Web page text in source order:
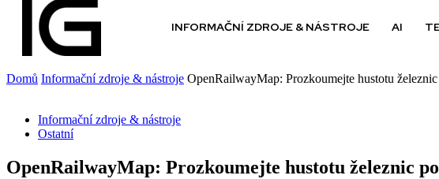
INFORMAČNÍ ZDROJE & NÁSTROJE AI
Domů Informační zdroje & nástroje OpenRailwayMap: Prozkoumejte hustotu železnic
Informační zdroje & nástroje
Ostatní
OpenRailwayMap: Prozkoumejte hustotu železnic po